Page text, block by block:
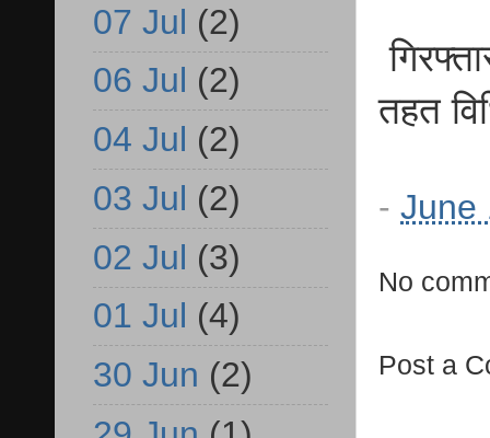
तहत
- June
No
Post a
07 Jul (2)
06 Jul (2)
04 Jul (2)
03 Jul (2)
02 Jul (3)
01 Jul (4)
30 Jun (2)